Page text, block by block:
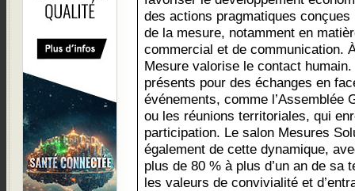
des actions pragmatiques
de la mesure, notamment en
commercial et de communication.
Mesure valorise le contact
présents pour des échanges en
événements, comme l’Assemblée
ou les réunions territoriales, qui
participation. Le salon Mesures
également de cette dynamique,
plus de 80 % à plus d’un an de sa
les valeurs de convivialité et